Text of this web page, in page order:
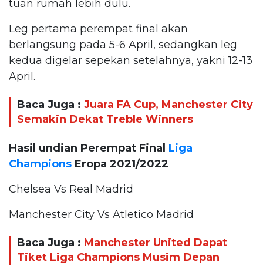
tuan rumah lebih dulu.
Leg pertama perempat final akan
berlangsung pada 5-6 April, sedangkan leg
kedua digelar sepekan setelahnya, yakni 12-13
April.
Baca Juga : Juara FA Cup, Manchester City
Semakin Dekat Treble Winners
Hasil undian Perempat Final Liga
Champions Eropa 2021/2022
Chelsea Vs Real Madrid
Manchester City Vs Atletico Madrid
Baca Juga : Manchester United Dapat
Tiket Liga Champions Musim Depan